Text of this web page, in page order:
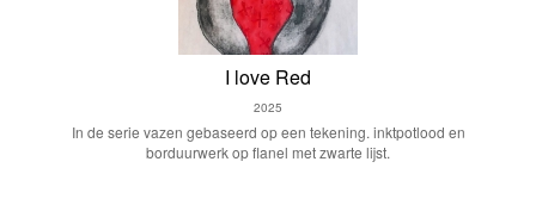
I love Red
2025
In de serie vazen gebaseerd op een tekening. inktpotlood en
borduurwerk op flanel met zwarte lijst.